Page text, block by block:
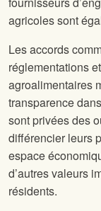
agricoles sont
Les accords
réglementations
agroalimentaires
transparence
sont privées des
différencier leurs
espace
d’autres valeurs
résidents.